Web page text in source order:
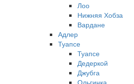
Лоо
Нижняя Хобза
Вардане
Адлер
Туапсе
Туапсе
Дедеркой
Джубга
Ольгинка